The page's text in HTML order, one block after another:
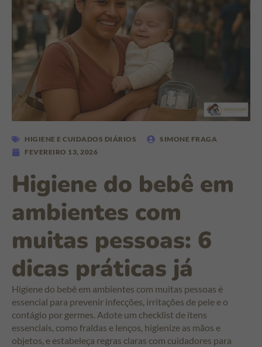
HIGIENE E CUIDADOS DIÁRIOS
SIMONE FRAGA
FEVEREIRO 13, 2026
Higiene do bebê em
ambientes com
muitas pessoas: 6
dicas práticas já
Higiene do bebê em ambientes com muitas pessoas é
essencial para prevenir infecções, irritações de pele e o
contágio por germes. Adote um checklist de itens
essenciais, como fraldas e lenços, higienize as mãos e
objetos, e estabeleça regras claras com cuidadores para